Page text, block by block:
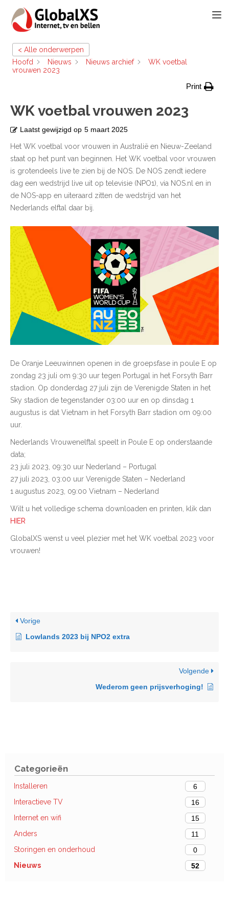
Categorieën
Installeren
6
Interactieve TV
16
Internet en wifi
15
Anders
11
Storingen en onderhoud
0
Nieuws
52
< Alle onderwerpen
Hoofd
Nieuws Nieuws archief
WK voetbal
vrouwen 2023
Print
WK voetbal vrouwen 2023
Laatst gewijzigd op 5 maart 2025
Het WK voetbal voor vrouwen in Australië en Nieuw-Zeeland
staat op het punt van beginnen. Het WK voetbal voor vrouwen
is grotendeels live te zien bij de NOS. De NOS zendt iedere
dag een wedstrijd live uit op televisie (NPO1), via NOS.nl en in
de NOS-app en uiteraard zitten de wedstrijd van het
Nederlands elftal daar bij.
De Oranje Leeuwinnen openen in de groepsfase in poule E op
zondag 23 juli om 9:30 uur tegen Portugal in het Forsyth Barr
stadion. Op donderdag 27 juli zijn de Verenigde Staten in het
Sky stadion de tegenstander 03:00 uur en op dinsdag 1
augustus is dat Vietnam in het Forsyth Barr stadion om 09:00
uur.
Nederlands Vrouwenelftal speelt in Poule E op onderstaande
data;
23 juli 2023, 09:30 uur Nederland – Portugal
27 juli 2023, 03:00 uur Verenigde Staten – Nederland
1 augustus 2023, 09:00 Vietnam – Nederland
Wilt u het volledige schema downloaden en printen, klik dan
HIER
GlobalXS wenst u veel plezier met het WK voetbal 2023 voor
vrouwen!
Vorige
Lowlands 2023 bij NPO2 extra
Volgende
Wederom geen prijsverhoging!